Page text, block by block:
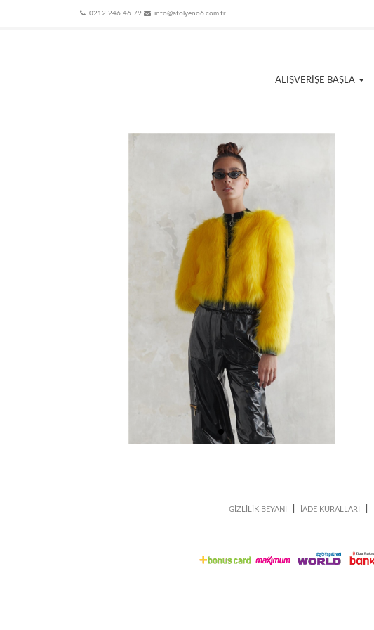
0212 246 46 79 info@atolyeno6.com.tr
ALIŞVERİŞE BAŞLA
GİZLİLİK BEYANI İADE KURALLARI